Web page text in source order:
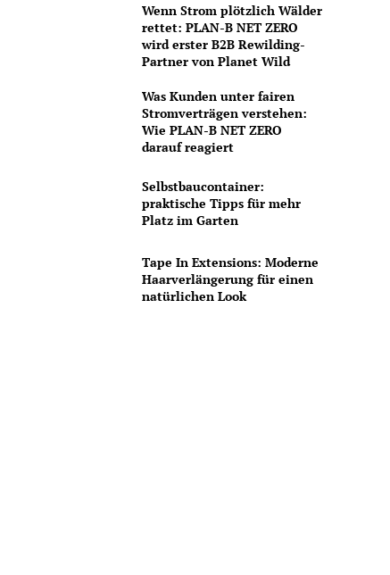
Wenn Strom plötzlich Wälder
rettet: PLAN-B NET ZERO
wird erster B2B Rewilding-
Partner von Planet Wild
Was Kunden unter fairen
Stromverträgen verstehen:
Wie PLAN-B NET ZERO
darauf reagiert
Selbstbaucontainer:
praktische Tipps für mehr
Platz im Garten
Tape In Extensions: Moderne
Haarverlängerung für einen
natürlichen Look